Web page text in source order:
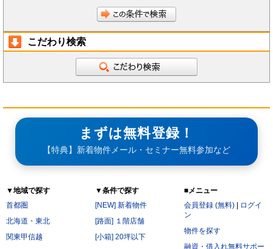
会員は、当社もしくは導入店から秘密である旨を付して会員へ開示した情報を、会員の役
員、従業員、監査法人、税理士、弁護士を除く第三者へ開示漏洩しないことに同意します。
員は同意します。
開示された時点で既に公知の情報
開示された時点で被開示者が既に知っていた情報
開示された後、被開示者の責めによらず公知となった情報
被開示者が第三者より正当に得た情報
開示された情報と無関係に、被開示者が自ら開発、創作した情報
次の各号のいずれかに該当する場合には、当社が本サービスの提供を停止することがあります。
サービス提供用のシステムの保守または工事の都合上やむを得ない場合
火災・停電などによりサービスの提供ができないと当社が判断した場合
地震、噴火、洪水、津波などの天災、若しくは戦争、変乱、暴動、騒乱、労働争議等により
サービスの提供ができないと当社が判断した場合
した場合
第7条（禁止行為）
会員は以下の各号に該当する行為をおこなってはならないものとします。
他の会員に成りすまし、本サービスを利用する行為
二重に会員登録する行為
当社および他の会員に不利益を与える行為
本規約および法令に違反する行為
こだわり検索
まずは無料登録！
【特典】新着物件メール・セミナー無料参加など
▼地域で探す
首都圏
北海道・東北
関東甲信越
▼条件で探す
[NEW] 新着物件
[路面] １階店舗
[小箱] 20坪以下
■メニュー
会員登録 (無料)
ログイ
ン
物件を探す
融資・借入れ無料サポー